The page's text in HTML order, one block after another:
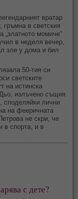
вратар
гръмна в светския
момиче“
в неделя вечер,
зле у дома и бил
50-тия си
светските
на истинска
излъчено същия
споделяйки лични
на фееричната
не скри, че
в спорта, и в
с дете?